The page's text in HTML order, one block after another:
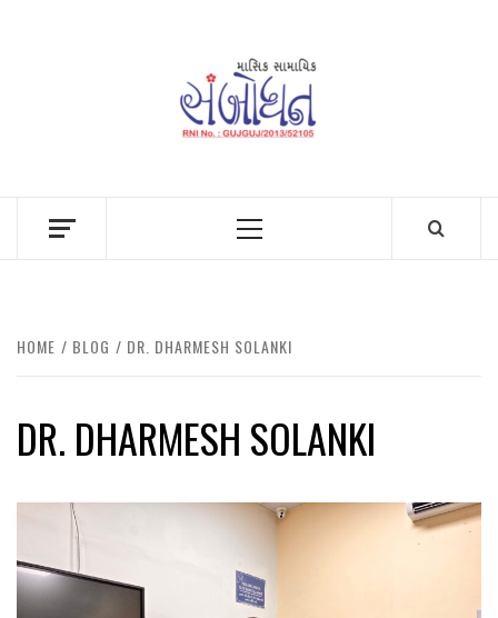
Primary
HOME BLOG DR. DHARMESH SOLANKI
DR. DHARMESH SOLANKI